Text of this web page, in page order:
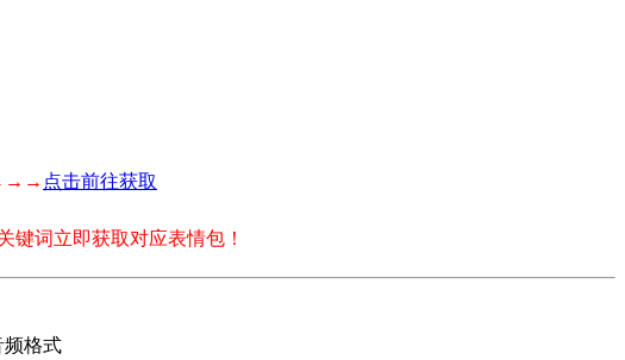
→→→ 点击前往获取
键词立即获取对应表情包！
频格式